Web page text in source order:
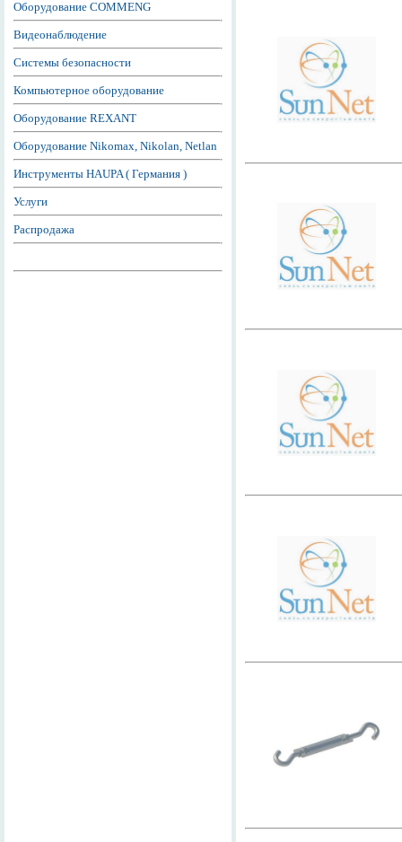
Оборудование COMMENG
Видеонаблюдение
Системы безопасности
Компьютерное оборудование
Оборудование REXANT
Оборудование Nikomax, Nikolan, Netlan
Инструменты HAUPA ( Германия )
Услуги
Распродажа